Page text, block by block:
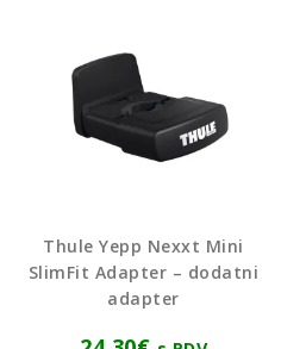
Thule Yepp Nexxt Mini
SlimFit Adapter – dodatni
adapter